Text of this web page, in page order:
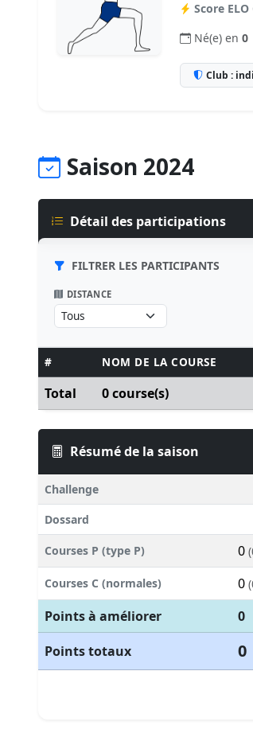
Score
Né(e) en 0
Club :
Saison 2024
Détail des participations
FILTRER LES PARTICIPANTS
DISTANCE
# NOM DE LA COURSE
Total 0 course(s)
Résumé de la saison
Challenge
Dossard
Courses P (type P) 0
Courses C (normales) 0
Points à améliorer
0
Points totaux
0